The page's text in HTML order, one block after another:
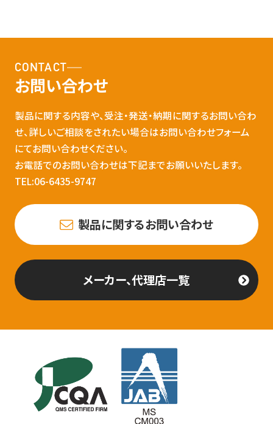
CONTACT
お問い合わせ
製品に関する内容や、受注・発送・納期に関するお問い合わ
せ、詳しいご相談をされたい場合はお問い合わせフォーム
にてお問い合わせください。
お電話でのお問い合わせは下記までお願いいたします。
TEL:06-6435-9747
製品に関するお問い合わせ
メーカー、代理店一覧